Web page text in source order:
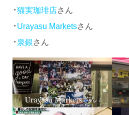
・猫実珈琲店さん
・Urayasu Marketsさん
・泉銀さん